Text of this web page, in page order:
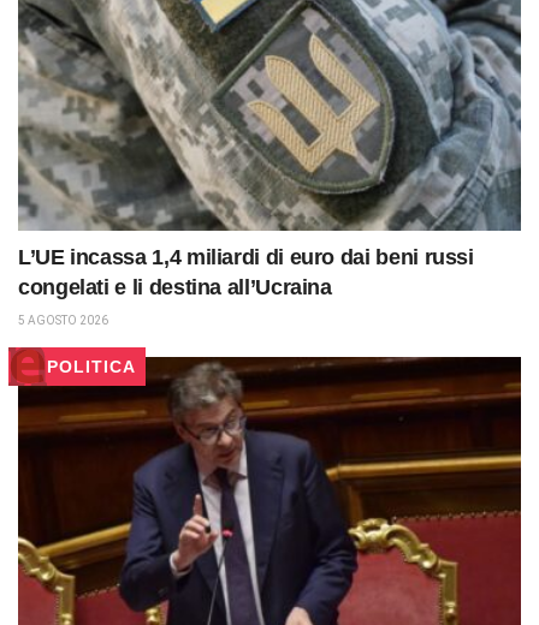
L’UE incassa 1,4 miliardi di euro dai beni russi
congelati e li destina all’Ucraina
5 AGOSTO 2026
POLITICA